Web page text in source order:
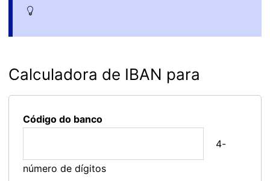
Calculadora de IBAN para
Código do banco
4-
número de dígitos